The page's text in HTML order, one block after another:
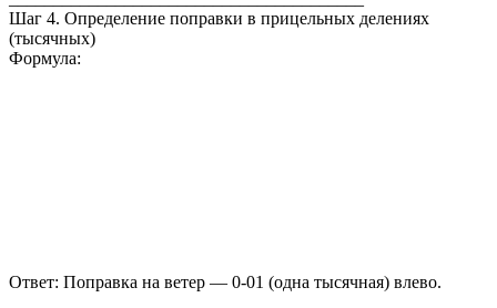
Шаг 4. Определение поправки в прицельных делениях
(тысячных)
Формула:
Ответ: Поправка на ветер — 0-01 (одна тысячная) влево.